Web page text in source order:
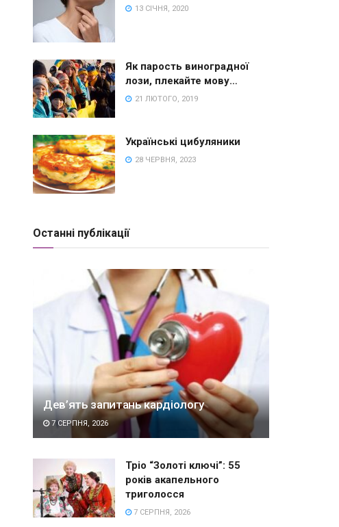
13 СІЧНЯ, 2020
Як парость виноградної
лози, плекайте мову…
21 ЛЮТОГО, 2019
Українські цибуляники
28 ЧЕРВНЯ, 2023
Останні публікації
Дев’ять запитань кардіологу
7 СЕРПНЯ, 2026
Тріо “Золоті ключі”: 55
років акапельного
триголосся
7 СЕРПНЯ, 2026